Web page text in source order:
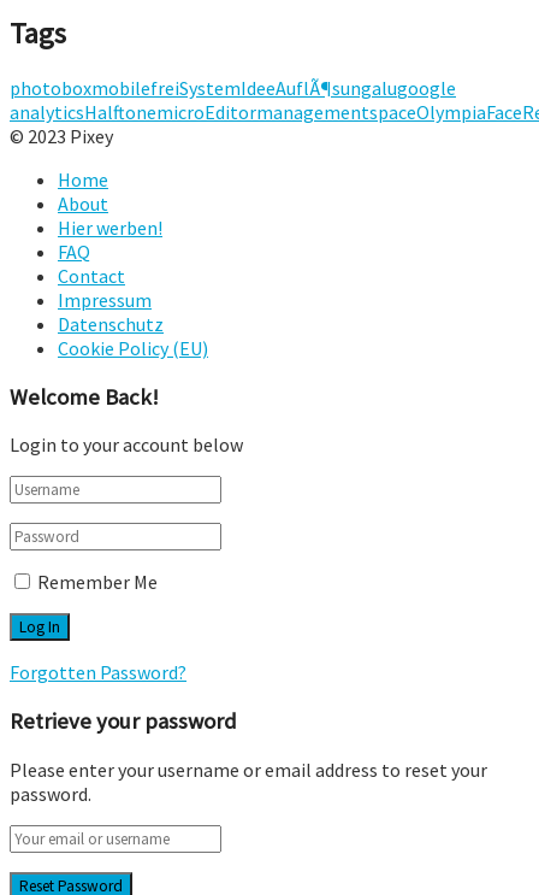
Tags
photoboxmobilefreiSystemIdeeAuflÃ¶sungalugoogle
analyticsHalftonemicroEditormanagementspaceOlympiaFace
© 2023 Pixey
Home
About
Hier werben!
FAQ
Contact
Impressum
Datenschutz
Cookie Policy (EU)
Welcome Back!
Login to your account below
Remember Me
Forgotten Password?
Retrieve your password
Please enter your username or email address to reset your
password.